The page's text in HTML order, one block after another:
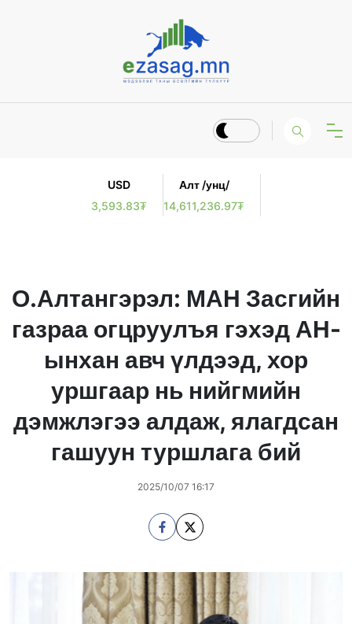
USD
3,593.83₮
Алт /унц/
14,611,236.97₮
О.Алтангэрэл: МАН Засгийн
газраа огцруулъя гэхэд АН-
ынхан авч үлдээд, хор
уршгаар нь нийгмийн
дэмжлэгээ алдаж, ялагдсан
гашуун туршлага бий
2025/10/07 16:17